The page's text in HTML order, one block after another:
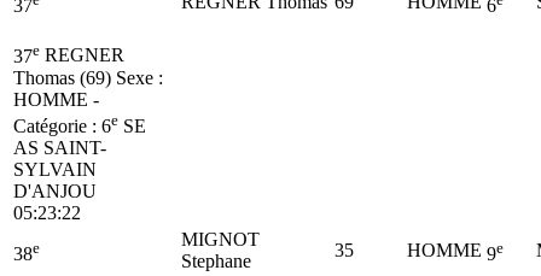
37 6
37e REGNER
Thomas (69) Sexe :
HOMME -
Catégorie : 6e SE
AS SAINT-
SYLVAIN
D'ANJOU
05:23:22
38e
MIGNOT
Stephane
35 HOMME 9e